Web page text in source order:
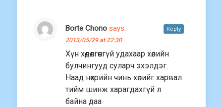
Borte Chono says:
2013/05/29 at 22:30
Хүн хөдөлгөөнгүй удахаар хөлийн
булчингууд суларч эхэлдэг.
Наад нөхрийн чинь хөлийг харвал
тийм шинж харагдахгүй л
байна даа
Reply